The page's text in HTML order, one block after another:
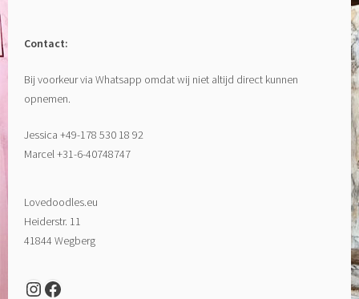
Contact:
Bij voorkeur via Whatsapp omdat wij niet altijd direct kunnen
opnemen.
Jessica +49-178 530 18 92
Marcel +31-6-40748747
Lovedoodles.eu
Heiderstr. 11
41844 Wegberg
Instagram
Facebook